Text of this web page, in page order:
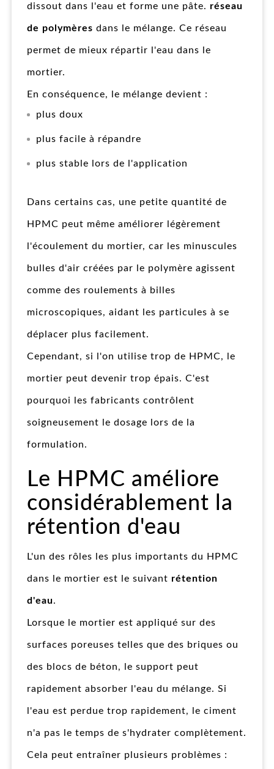
dissout dans l'eau et forme une pâte. réseau
de polymères dans le mélange. Ce réseau
permet de mieux répartir l'eau dans le
mortier.
En conséquence, le mélange devient :
plus doux
plus facile à répandre
plus stable lors de l'application
Dans certains cas, une petite quantité de
HPMC peut même améliorer légèrement
l'écoulement du mortier, car les minuscules
bulles d'air créées par le polymère agissent
comme des roulements à billes
microscopiques, aidant les particules à se
déplacer plus facilement.
Cependant, si l'on utilise trop de HPMC, le
mortier peut devenir trop épais. C'est
pourquoi les fabricants contrôlent
soigneusement le dosage lors de la
formulation.
Le HPMC améliore
considérablement la
rétention d'eau
L'un des rôles les plus importants du HPMC
dans le mortier est le suivant rétention
d'eau.
Lorsque le mortier est appliqué sur des
surfaces poreuses telles que des briques ou
des blocs de béton, le support peut
rapidement absorber l'eau du mélange. Si
l'eau est perdue trop rapidement, le ciment
n'a pas le temps de s'hydrater complètement.
Cela peut entraîner plusieurs problèmes :